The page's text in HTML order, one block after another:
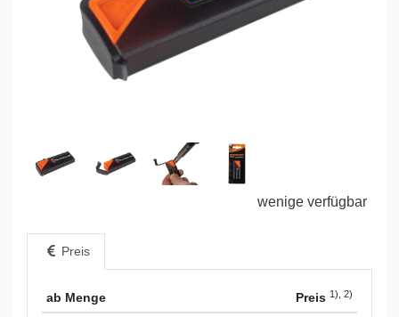
wenige verfügbar
Preis
ab Menge Preis1), 2)